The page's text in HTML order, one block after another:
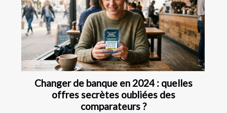
Changer de banque en 2024 : quelles
offres secrètes oubliées des
comparateurs ?